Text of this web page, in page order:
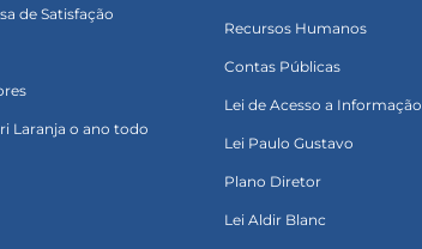
de Satisfação
Laranja o ano todo
Recursos Humanos
Contas Públicas
Lei de Acesso a Informação
Lei Paulo Gustavo
Plano Diretor
Lei Aldir Blanc